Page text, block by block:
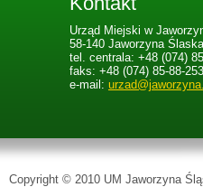
Urząd Miejski w
58-140 Jaworzyna
tel. centrala: +48 (074)
faks: +48 (074) 85-88-253
e-mail:
Copyright © 2010 UM Jaworzyna